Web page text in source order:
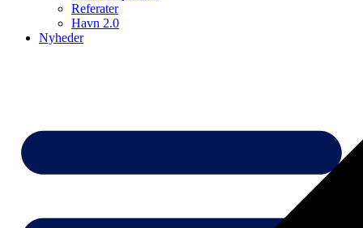
Referater
Havn 2.0
Nyheder